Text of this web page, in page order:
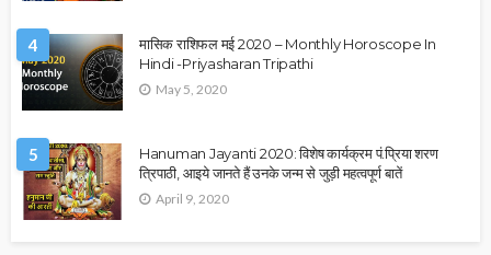
4
मासिक राशिफल मई 2020 – Monthly Horoscope In
Hindi -Priyasharan Tripathi
May 5, 2020
5
Hanuman Jayanti 2020: विशेष कार्यक्रम पं.प्रिया शरण
त्रिपाठी, आइये जानते हैं उनके जन्म से जुड़ी महत्वपूर्ण बातें
April 9, 2020